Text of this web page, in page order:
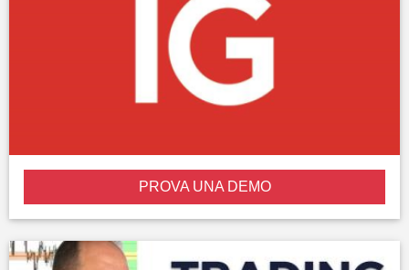
PROVA UNA DEMO